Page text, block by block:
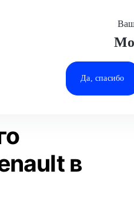
Да, спасибо
Замена выпускного коллектора
Статьи
в